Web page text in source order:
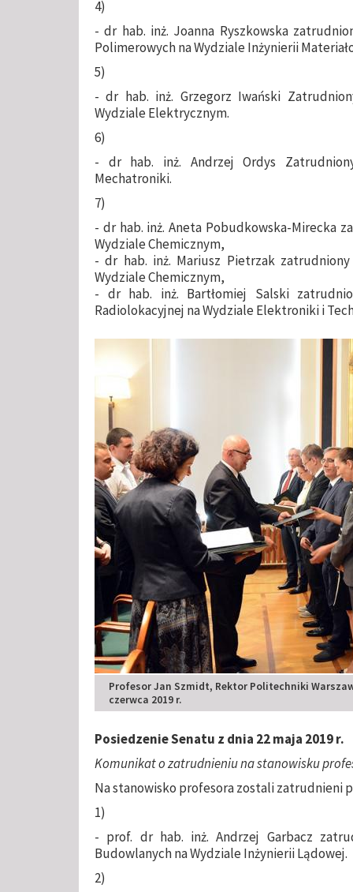
4)
- dr hab. inż. Joanna Ryszkowska
Polimerowych na Wydziale Inżynierii
5)
- dr hab. inż. Grzegorz Iwański
Wydziale Elektrycznym.
6)
- dr hab. inż. Andrzej Ordys
Mechatroniki.
7)
- dr hab. inż. Aneta Pobudkowska-Mirecka
Wydziale Chemicznym,
- dr hab. inż. Mariusz Pietrzak
Wydziale Chemicznym,
- dr hab. inż. Bartłomiej Salski
Radiolokacyjnej na Wydziale Elektroniki i
Profesor Jan Szmidt, Rektor Politechniki
czerwca 2019 r.
Posiedzenie Senatu z dnia 22 maja 2019 r.
Komunikat o zatrudnieniu na stanowisku
Na stanowisko profesora zostali zatrudnieni
1)
- prof. dr hab. inż. Andrzej Garbacz
Budowlanych na Wydziale Inżynierii Lądowej.
2)